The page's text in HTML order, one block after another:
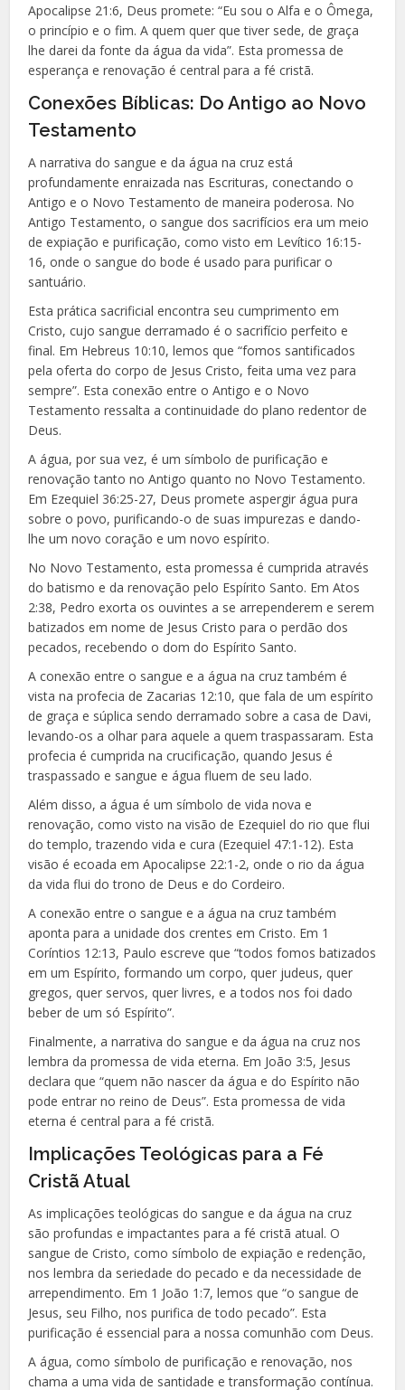
Apocalipse 21:6, Deus promete: “Eu sou o Alfa e o Ômega,
o princípio e o fim. A quem quer que tiver sede, de graça
lhe darei da fonte da água da vida”. Esta promessa de
esperança e renovação é central para a fé cristã.
Conexões Bíblicas: Do Antigo ao Novo
Testamento
A narrativa do sangue e da água na cruz está
profundamente enraizada nas Escrituras, conectando o
Antigo e o Novo Testamento de maneira poderosa. No
Antigo Testamento, o sangue dos sacrifícios era um meio
de expiação e purificação, como visto em Levítico 16:15-
16, onde o sangue do bode é usado para purificar o
santuário.
Esta prática sacrificial encontra seu cumprimento em
Cristo, cujo sangue derramado é o sacrifício perfeito e
final. Em Hebreus 10:10, lemos que “fomos santificados
pela oferta do corpo de Jesus Cristo, feita uma vez para
sempre”. Esta conexão entre o Antigo e o Novo
Testamento ressalta a continuidade do plano redentor de
Deus.
A água, por sua vez, é um símbolo de purificação e
renovação tanto no Antigo quanto no Novo Testamento.
Em Ezequiel 36:25-27, Deus promete aspergir água pura
sobre o povo, purificando-o de suas impurezas e dando-
lhe um novo coração e um novo espírito.
No Novo Testamento, esta promessa é cumprida através
do batismo e da renovação pelo Espírito Santo. Em Atos
2:38, Pedro exorta os ouvintes a se arrependerem e serem
batizados em nome de Jesus Cristo para o perdão dos
pecados, recebendo o dom do Espírito Santo.
A conexão entre o sangue e a água na cruz também é
vista na profecia de Zacarias 12:10, que fala de um espírito
de graça e súplica sendo derramado sobre a casa de Davi,
levando-os a olhar para aquele a quem traspassaram. Esta
profecia é cumprida na crucificação, quando Jesus é
traspassado e sangue e água fluem de seu lado.
Além disso, a água é um símbolo de vida nova e
renovação, como visto na visão de Ezequiel do rio que flui
do templo, trazendo vida e cura (Ezequiel 47:1-12). Esta
visão é ecoada em Apocalipse 22:1-2, onde o rio da água
da vida flui do trono de Deus e do Cordeiro.
A conexão entre o sangue e a água na cruz também
aponta para a unidade dos crentes em Cristo. Em 1
Coríntios 12:13, Paulo escreve que “todos fomos batizados
em um Espírito, formando um corpo, quer judeus, quer
gregos, quer servos, quer livres, e a todos nos foi dado
beber de um só Espírito”.
Finalmente, a narrativa do sangue e da água na cruz nos
lembra da promessa de vida eterna. Em João 3:5, Jesus
declara que “quem não nascer da água e do Espírito não
pode entrar no reino de Deus”. Esta promessa de vida
eterna é central para a fé cristã.
Implicações Teológicas para a Fé
Cristã Atual
As implicações teológicas do sangue e da água na cruz
são profundas e impactantes para a fé cristã atual. O
sangue de Cristo, como símbolo de expiação e redenção,
nos lembra da seriedade do pecado e da necessidade de
arrependimento. Em 1 João 1:7, lemos que “o sangue de
Jesus, seu Filho, nos purifica de todo pecado”. Esta
purificação é essencial para a nossa comunhão com Deus.
A água, como símbolo de purificação e renovação, nos
chama a uma vida de santidade e transformação contínua.